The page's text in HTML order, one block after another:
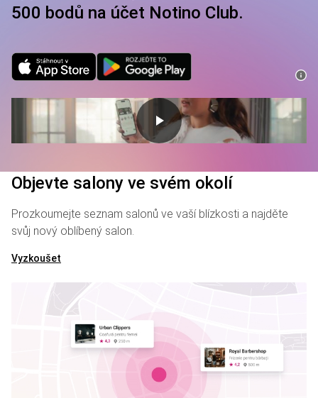
500 bodů na účet Notino Club.
Objevte salony ve svém okolí
Prozkoumejte seznam salonů ve vaší blízkosti a najděte
svůj nový oblíbený salon.
Vyzkoušet